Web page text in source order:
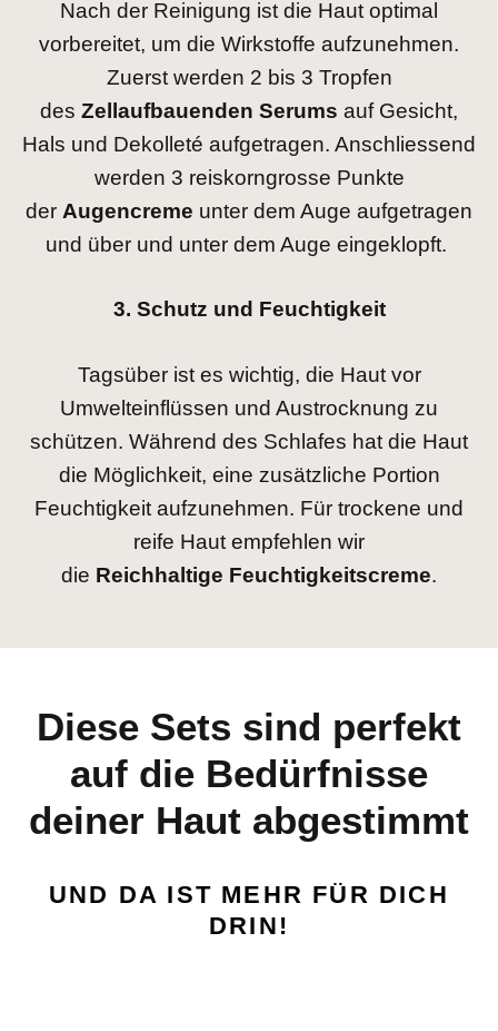
Nach der Reinigung ist die Haut optimal
vorbereitet, um die Wirkstoffe aufzunehmen.
Zuerst werden 2 bis 3 Tropfen
des Zellaufbauenden Serums auf Gesicht,
Hals und Dekolleté aufgetragen. Anschliessend
werden 3 reiskorngrosse Punkte
der Augencreme unter dem Auge aufgetragen
und über und unter dem Auge eingeklopft.
3. Schutz und Feuchtigkeit
Tagsüber ist es wichtig, die Haut vor
Umwelteinflüssen und Austrocknung zu
schützen. Während des Schlafes hat die Haut
die Möglichkeit, eine zusätzliche Portion
Feuchtigkeit aufzunehmen. Für trockene und
reife Haut empfehlen wir
die Reichhaltige Feuchtigkeitscreme.
Diese Sets sind perfekt
auf die Bedürfnisse
deiner Haut abgestimmt
UND DA IST MEHR FÜR DICH
DRIN!